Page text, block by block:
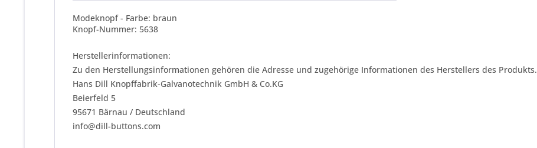
Modeknopf - Farbe: braun
Knopf-Nummer: 5638
Herstellerinformationen:
Zu den Herstellungsinformationen gehören die Adresse und zugehörige Informationen des Herstellers des Produkts.
Hans Dill Knopffabrik-Galvanotechnik GmbH & Co.KG
Beierfeld 5
95671 Bärnau / Deutschland
info@dill-buttons.com